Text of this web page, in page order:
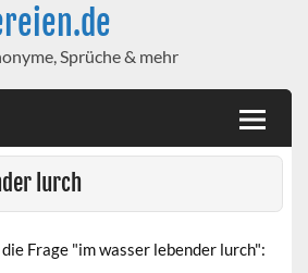
Sprüche & mehr
lurch
Frage "im wasser lebender lurch":